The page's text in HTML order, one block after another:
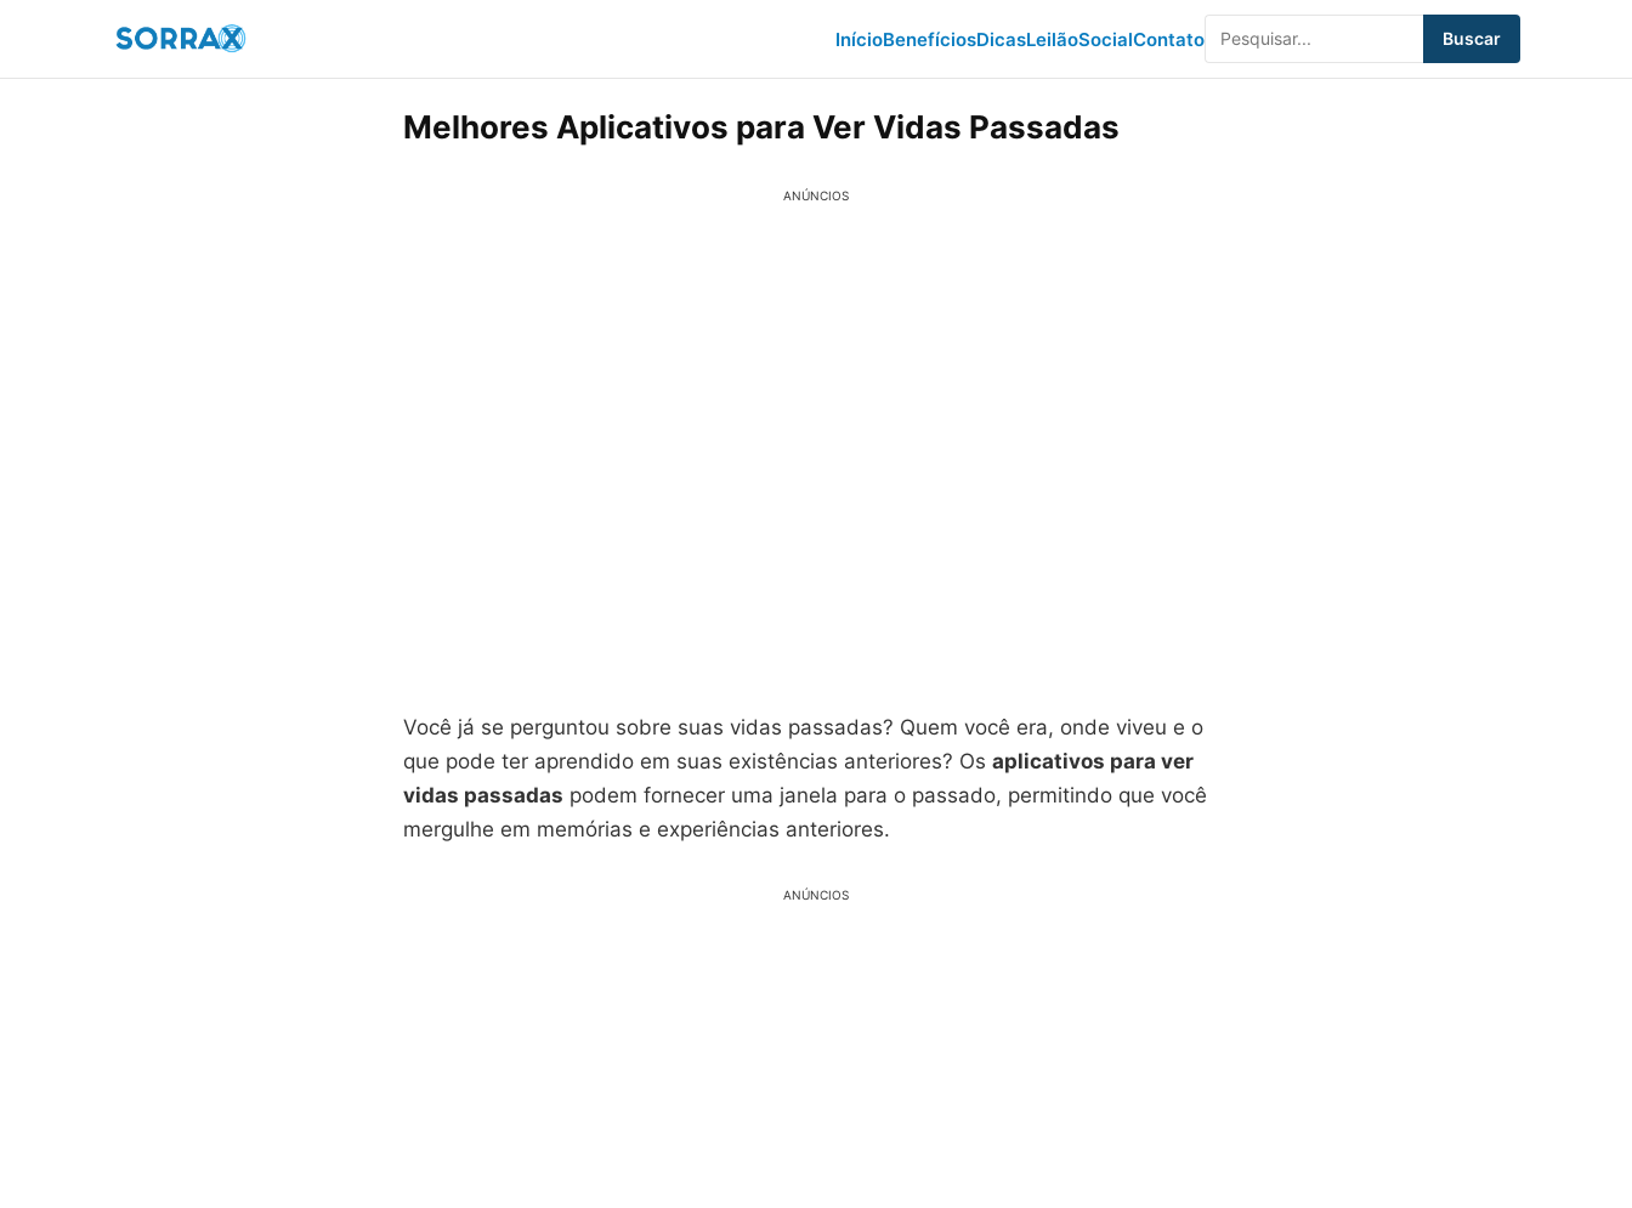
InícioBenefíciosDicasLeilãoSocialContato Buscar
Melhores Aplicativos para Ver Vidas Passadas
ANÚNCIOS
Você já se perguntou sobre suas vidas passadas? Quem você era, onde viveu e o
que pode ter aprendido em suas existências anteriores? Os aplicativos para ver
vidas passadas podem fornecer uma janela para o passado, permitindo que você
mergulhe em memórias e experiências anteriores.
ANÚNCIOS